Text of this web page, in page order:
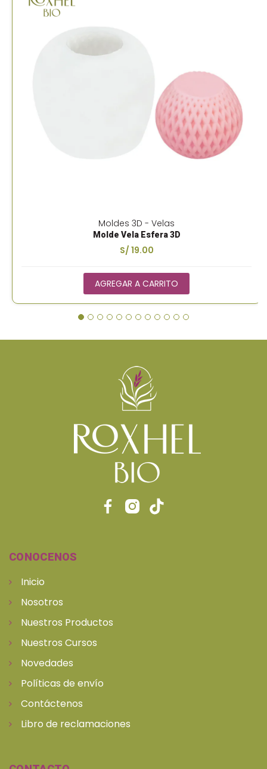
Moldes 3D - Velas
Molde Vela Esfera 3D
S/ 19.00
AGREGAR A CARRITO
CONOCENOS
Inicio
Nosotros
Nuestros Productos
Nuestros Cursos
Novedades
Políticas de envío
Contáctenos
Libro de reclamaciones